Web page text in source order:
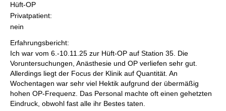
Hüft-OP
Privatpatient:
nein
Erfahrungsbericht:
Ich war vom 6.-10.11.25 zur Hüft-OP auf Station 35. Die
Voruntersuchungen, Anästhesie und OP verliefen sehr gut.
Allerdings liegt der Focus der Klinik auf Quantität. An
Wochentagen war sehr viel Hektik aufgrund der übermäßig
hohen OP-Frequenz. Das Personal machte oft einen gehetzten
Eindruck, obwohl fast alle ihr Bestes taten.